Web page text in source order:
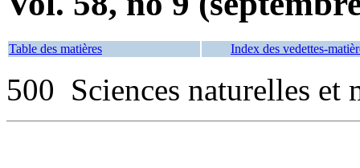
Table des matières Index des vedettes-
500 Sciences naturelles et